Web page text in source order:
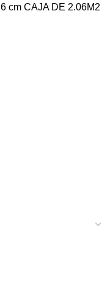
cm CAJA DE 2.06M2